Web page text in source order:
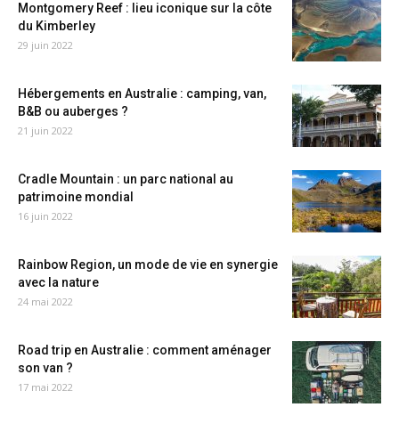
Montgomery Reef : lieu iconique sur la côte
du Kimberley
29 juin 2022
Hébergements en Australie : camping, van,
B&B ou auberges ?
21 juin 2022
Cradle Mountain : un parc national au
patrimoine mondial
16 juin 2022
Rainbow Region, un mode de vie en synergie
avec la nature
24 mai 2022
Road trip en Australie : comment aménager
son van ?
17 mai 2022